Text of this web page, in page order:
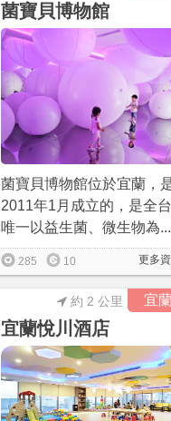
菌寶貝博物館
菌寶貝博物館位於宜蘭，
2011年1月成立的，是全台
唯一以益生菌、微生物為...
更多
285 10
宜
宜蘭悅川酒店
約 2 公里